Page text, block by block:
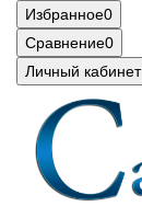
Избранное0
Сравнение0
Личный кабинет